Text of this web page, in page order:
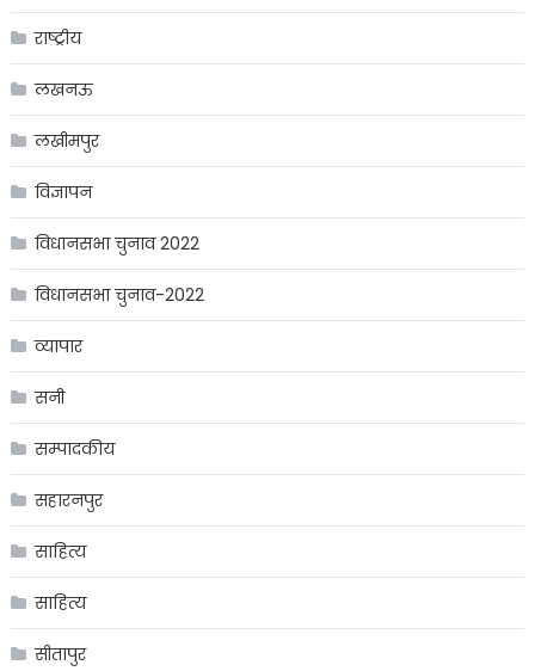
राष्ट्रीय
लखनऊ
लखीमपुर
विज्ञापन
विधानसभा चुनाव 2022
विधानसभा चुनाव-2022
व्यापार
सनी
सम्पादकीय
सहारनपुर
साहित्य
साहित्य
सीतापुर